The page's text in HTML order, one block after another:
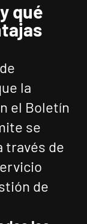
qué
la
el Boletín
se
través de
de